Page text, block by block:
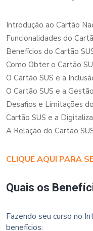
Introdução ao Cartão
Funcionalidades do
Benefícios do Cartão
Como Obter o Cartão
O Cartão SUS e a
O Cartão SUS e a
Desafios e Limitações
Cartão SUS e a
A Relação do Cartão
CLIQUE AQUI PARA
Quais os
Fazendo seu curso no
benefícios: